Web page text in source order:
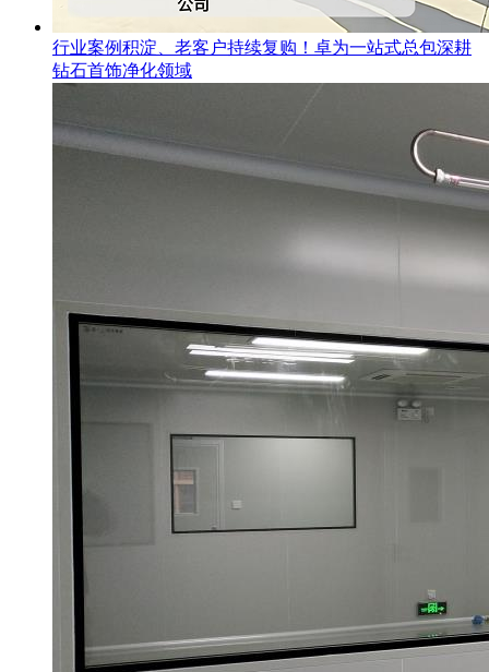
行业案例积淀、老客户持续复购！卓为一站式总包深耕
钻石首饰净化领域